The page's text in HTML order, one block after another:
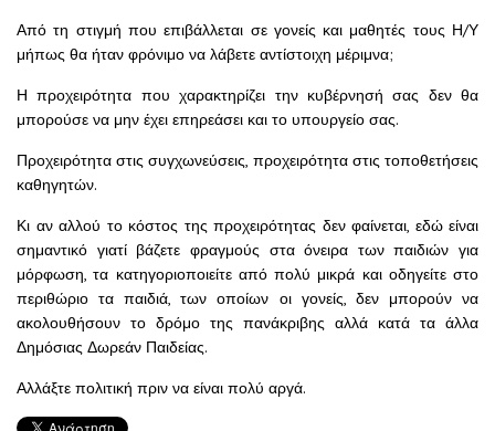
Από τη στιγμή που επιβάλλεται σε γονείς και μαθητές τους Η/Υ
μήπως θα ήταν φρόνιμο να λάβετε αντίστοιχη μέριμνα;
Η προχειρότητα που χαρακτηρίζει την κυβέρνησή σας δεν θα
μπορούσε να μην έχει επηρεάσει και το υπουργείο σας.
Προχειρότητα στις συγχωνεύσεις, προχειρότητα στις τοποθετήσεις
καθηγητών.
Κι αν αλλού το κόστος της προχειρότητας δεν φαίνεται, εδώ είναι
σημαντικό γιατί βάζετε φραγμούς στα όνειρα των παιδιών για
μόρφωση, τα κατηγοριοποιείτε από πολύ μικρά και οδηγείτε στο
περιθώριο τα παιδιά, των οποίων οι γονείς, δεν μπορούν να
ακολουθήσουν το δρόμο της πανάκριβης αλλά κατά τα άλλα
Δημόσιας Δωρεάν Παιδείας.
Αλλάξτε πολιτική πριν να είναι πολύ αργά.